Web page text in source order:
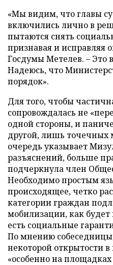
«Мы видим, что главы
включились лично в
пытаются снять
признавая и исправляя
Госдумы Метелев. – Это
Надеюсь, что
порядок».
Для того, чтобы
сопровождалась не
одной стороны, и
другой, лишь точечных
очередь указывает
разъяснений, больше
подчеркнула член
Необходимо простым
происходящее, четко
категории граждан
мобилизации, как будет
есть социальные
По мнению
некоторой открытости
«особенно на площадках